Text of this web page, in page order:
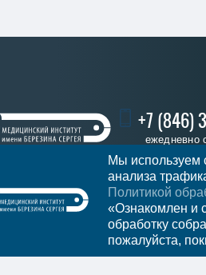
+7 (846)
ежедневно
Самара
Мы в социальных сетях
Мы используем
анализа
Политикой
«Ознакомлен и
обработку
пожалуйста,